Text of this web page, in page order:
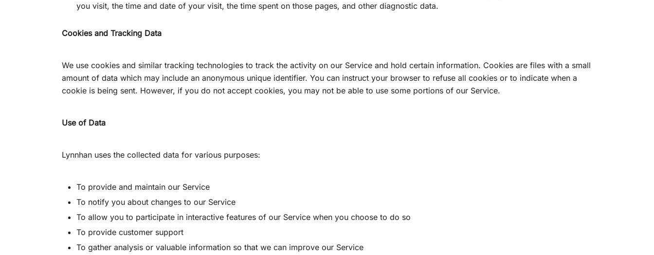
you visit, the time and date of your visit, the time spent on those pages, and other diagnostic data.
Cookies and Tracking Data
We use cookies and similar tracking technologies to track the activity on our Service and hold certain information. Cookies are files with a small
amount of data which may include an anonymous unique identifier. You can instruct your browser to refuse all cookies or to indicate when a
cookie is being sent. However, if you do not accept cookies, you may not be able to use some portions of our Service.
Use of Data
Lynnhan uses the collected data for various purposes:
To provide and maintain our Service
To notify you about changes to our Service
To allow you to participate in interactive features of our Service when you choose to do so
To provide customer support
To gather analysis or valuable information so that we can improve our Service